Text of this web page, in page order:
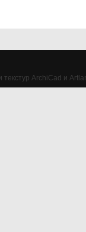
ArchiCad и